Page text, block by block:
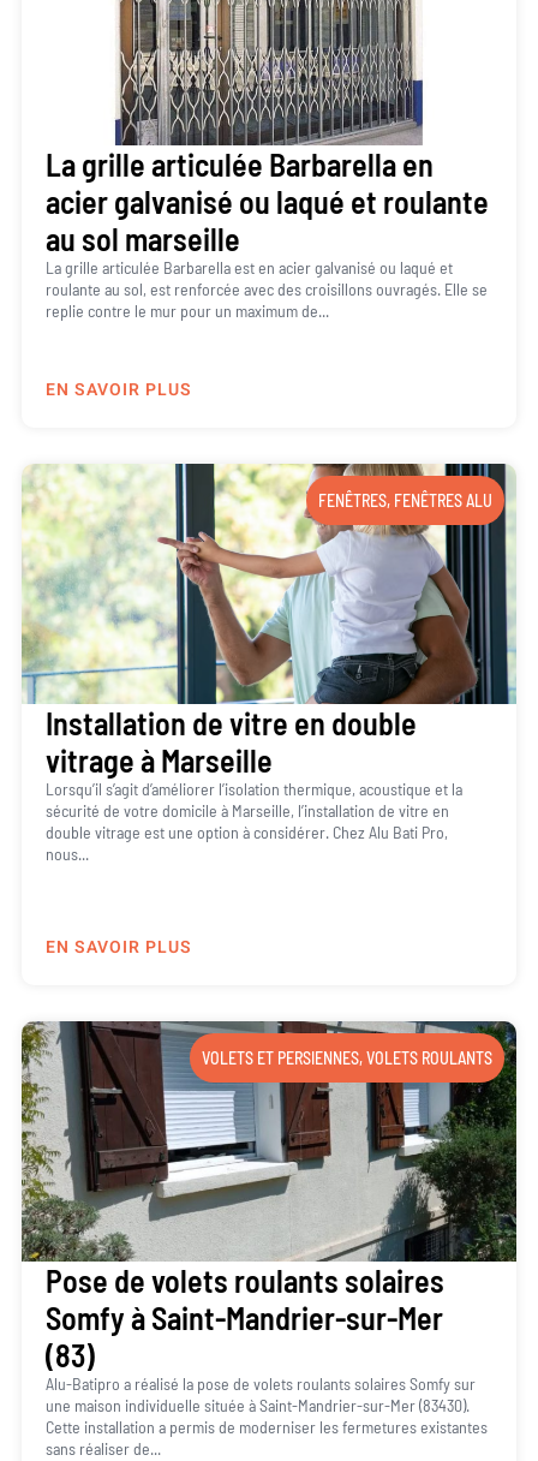
La grille articulée Barbarella en
acier galvanisé ou laqué et roulante
au sol marseille
La grille articulée Barbarella est en acier galvanisé ou laqué et
roulante au sol, est renforcée avec des croisillons ouvragés. Elle se
replie contre le mur pour un maximum de...
EN SAVOIR PLUS
FENÊTRES, FENÊTRES ALU
Installation de vitre en double
vitrage à Marseille
Lorsqu’il s’agit d’améliorer l’isolation thermique, acoustique et la
sécurité de votre domicile à Marseille, l’installation de vitre en
double vitrage est une option à considérer. Chez Alu Bati Pro,
nous...
EN SAVOIR PLUS
VOLETS ET PERSIENNES,VOLETS ROULANTS
Pose de volets roulants solaires
Somfy à Saint-Mandrier-sur-Mer
(83)
Alu-Batipro a réalisé la pose de volets roulants solaires Somfy sur
une maison individuelle située à Saint-Mandrier-sur-Mer (83430).
Cette installation a permis de moderniser les fermetures existantes
sans réaliser de...